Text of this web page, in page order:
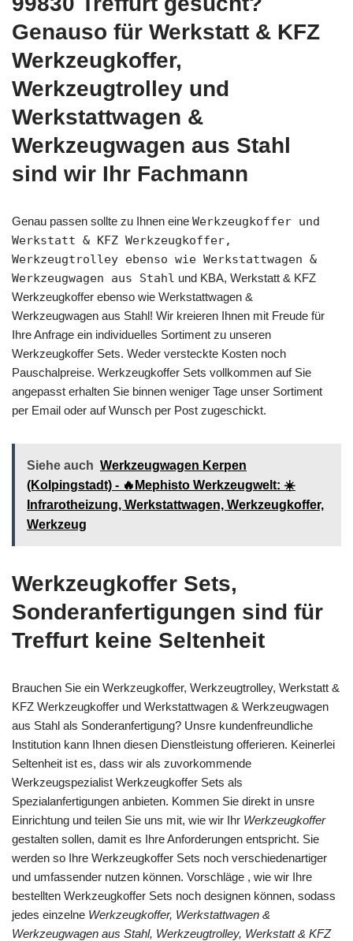
Genauso für Werkstatt & KFZ
Werkzeugkoffer,
Werkzeugtrolley und
Werkstattwagen &
Werkzeugwagen aus Stahl
sind wir Ihr Fachmann
Genau passen sollte zu Ihnen eine Werkzeugkoffer und
Werkstatt & KFZ Werkzeugkoffer,
Werkzeugtrolley ebenso wie Werkstattwagen &
Werkzeugwagen aus Stahl und KBA, Werkstatt & KFZ
Werkzeugkoffer ebenso wie Werkstattwagen &
Werkzeugwagen aus Stahl! Wir kreieren Ihnen mit Freude für
Ihre Anfrage ein individuelles Sortiment zu unseren
Werkzeugkoffer Sets. Weder versteckte Kosten noch
Pauschalpreise. Werkzeugkoffer Sets vollkommen auf Sie
angepasst erhalten Sie binnen weniger Tage unser Sortiment
per Email oder auf Wunsch per Post zugeschickt.
Siehe auch Werkzeugwagen Kerpen
(Kolpingstadt) - 🔥Mephisto Werkzeugwelt: ☀️
Infrarotheizung, Werkstattwagen, Werkzeugkoffer,
Werkzeug
Werkzeugkoffer Sets,
Sonderanfertigungen sind für
Treffurt keine Seltenheit
Brauchen Sie ein Werkzeugkoffer, Werkzeugtrolley, Werkstatt &
KFZ Werkzeugkoffer und Werkstattwagen & Werkzeugwagen
aus Stahl als Sonderanfertigung? Unsre kundenfreundliche
Institution kann Ihnen diesen Dienstleistung offerieren. Keinerlei
Seltenheit ist es, dass wir als zuvorkommende
Werkzeugspezialist Werkzeugkoffer Sets als
Spezialanfertigungen anbieten. Kommen Sie direkt in unsre
Einrichtung und teilen Sie uns mit, wie wir Ihr Werkzeugkoffer
gestalten sollen, damit es Ihre Anforderungen entspricht. Sie
werden so Ihre Werkzeugkoffer Sets noch verschiedenartiger
und umfassender nutzen können. Vorschläge , wie wir Ihre
bestellten Werkzeugkoffer Sets noch designen können, sodass
jedes einzelne Werkzeugkoffer, Werkstattwagen &
Werkzeugwagen aus Stahl, Werkzeugtrolley, Werkstatt & KFZ